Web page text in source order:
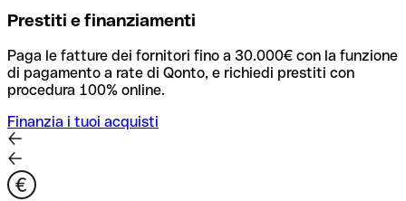
Prestiti e finanziamenti
Paga le fatture dei fornitori fino a 30.000€ con la funzione
di pagamento a rate di Qonto, e richiedi prestiti con
procedura 100% online.
Finanzia i tuoi acquisti